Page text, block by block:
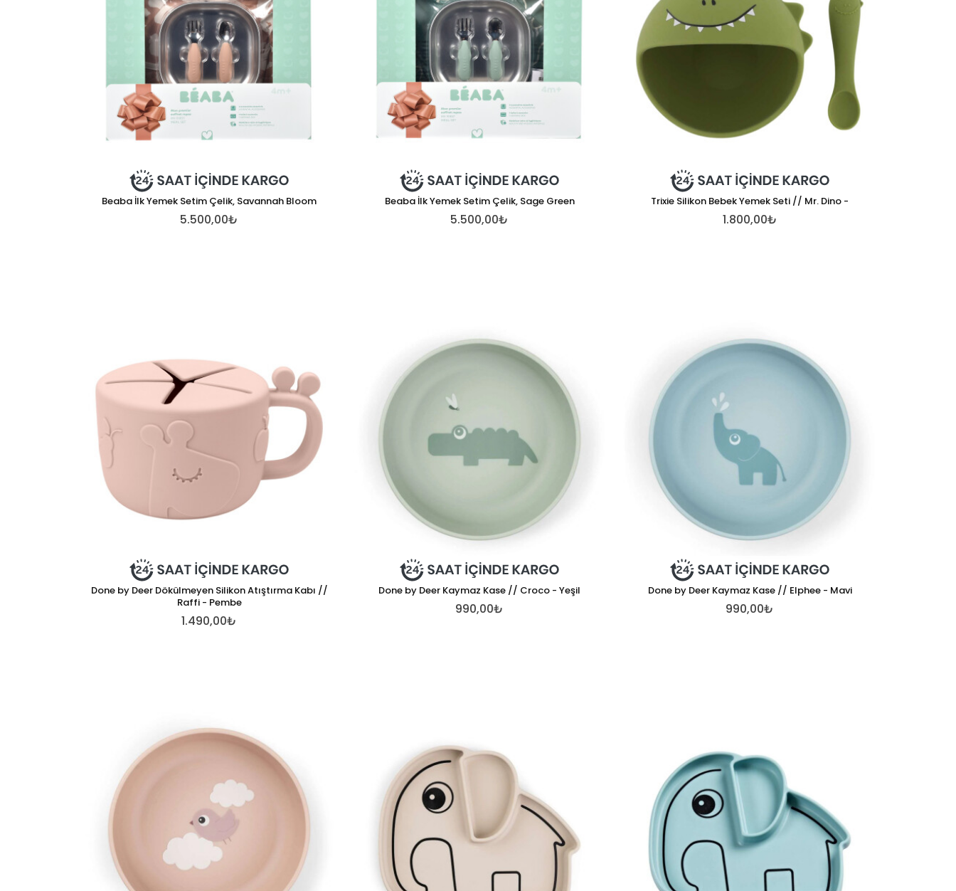
Beaba İlk Yemek Setim Çelik, Savannah Bloom
5.500,00₺
Beaba İlk Yemek Setim Çelik, Sage Green
5.500,00₺
Trixie Silikon Bebek Yemek Seti // Mr. Dino -
1.800,00₺
Done by Deer Dökülmeyen Silikon Atıştırma Kabı //
Raffi - Pembe
1.490,00₺
Done by Deer Kaymaz Kase // Croco - Yeşil
990,00₺
Done by Deer Kaymaz Kase // Elphee - Mavi
990,00₺